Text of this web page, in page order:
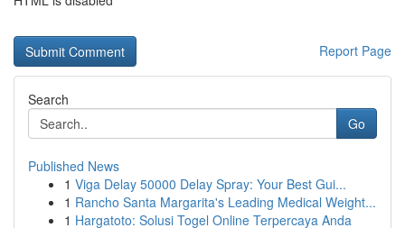
Report Page
Search
Go
Published News
1 Viga Delay 50000 Delay Spray: Your Best Gui...
1 Rancho Santa Margarita's Leading Medical Weight...
1 Hargatoto: Solusi Togel Online Terpercaya Anda